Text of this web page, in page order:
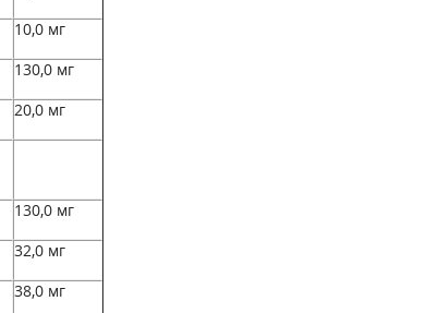
10,0 мг
130,0 мг
20,0 мг
130,0 мг
32,0 мг
38,0 мг